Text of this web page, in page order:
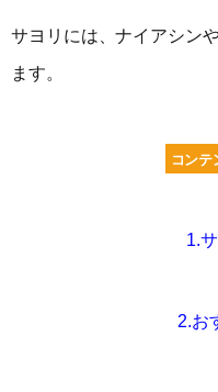
サヨリには、ナイアシン
ます。
コンテ
1.
2.お